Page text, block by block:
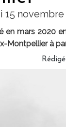
novembre
en mars 2020
Montpellier à